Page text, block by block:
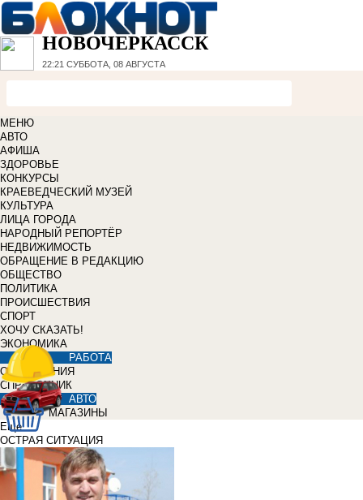
НОВОЧЕРКАССК
22:21 СУББОТА, 08 АВГУСТА
МЕНЮ
АВТО
АФИША
ЗДОРОВЬЕ
КОНКУРСЫ
КРАЕВЕДЧЕСКИЙ МУЗЕЙ
КУЛЬТУРА
ЛИЦА ГОРОДА
НАРОДНЫЙ РЕПОРТЁР
НЕДВИЖИМОСТЬ
ОБРАЩЕНИЕ В РЕДАКЦИЮ
ОБЩЕСТВО
ПОЛИТИКА
ПРОИСШЕСТВИЯ
СПОРТ
ХОЧУ СКАЗАТЬ!
ЭКОНОМИКА
РАБОТА
ОБЪЯВЛЕНИЯ
СПРАВОЧНИК
АВТО
МАГАЗИНЫ
Еще
ОСТРАЯ СИТУАЦИЯ